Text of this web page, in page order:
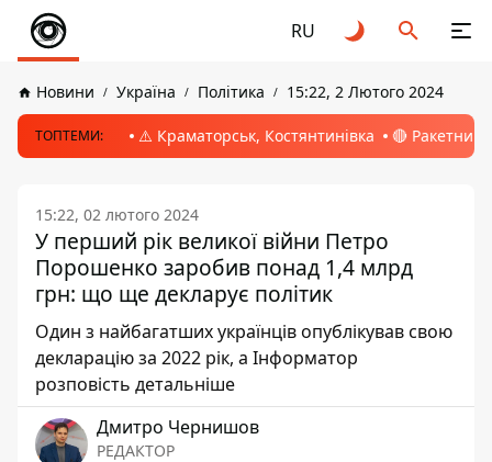
RU
Новини Україна Політика 15:22, 2 Лютого 2024
ТОПТЕМИ: ⚠️ Краматорськ, Костянтинівка 🔴 Ракетний
15:22, 02 лютого 2024
У перший рік великої війни Петро
Порошенко заробив понад 1,4 млрд
грн: що ще декларує політик
Один з найбагатших українців опублікував свою
декларацію за 2022 рік, а Інформатор
розповість детальніше
Дмитро Чернишов
РЕДАКТОР